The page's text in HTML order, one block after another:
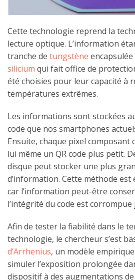
Cette technologie reprend la
lecture optique. L’information
tranche de tungstène encapsulée
silicium qui fait office de
été choisies pour leur capacité à
températures extrêmes.
Les informations sont stockées
code que nos smartphones
Ensuite, chaque pixel composant
lui même un QR code plus petit.
disque peut stocker une plus
d’information. Cette méthode
car l’information peut-être
l’intégrité du code est corrompue
Afin de tester la fiabilité dans le
technologie, le chercheur s’est
d’Arrhenius, un modèle
simuler l’exposition prolongée
dispositif à des augmentations